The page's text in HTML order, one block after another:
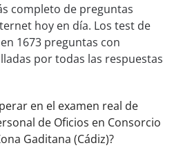
completo de preguntas
hoy en día. Los test de
1673 preguntas con
por todas las respuestas
en el examen real de
de Oficios en Consorcio
Gaditana (Cádiz)?